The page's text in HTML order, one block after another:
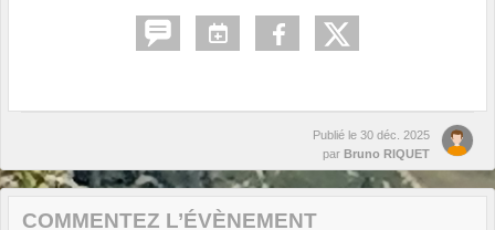
Publié le 30 déc. 2025
par Bruno RIQUET
COMMENTEZ L’ÉVÈNEMENT